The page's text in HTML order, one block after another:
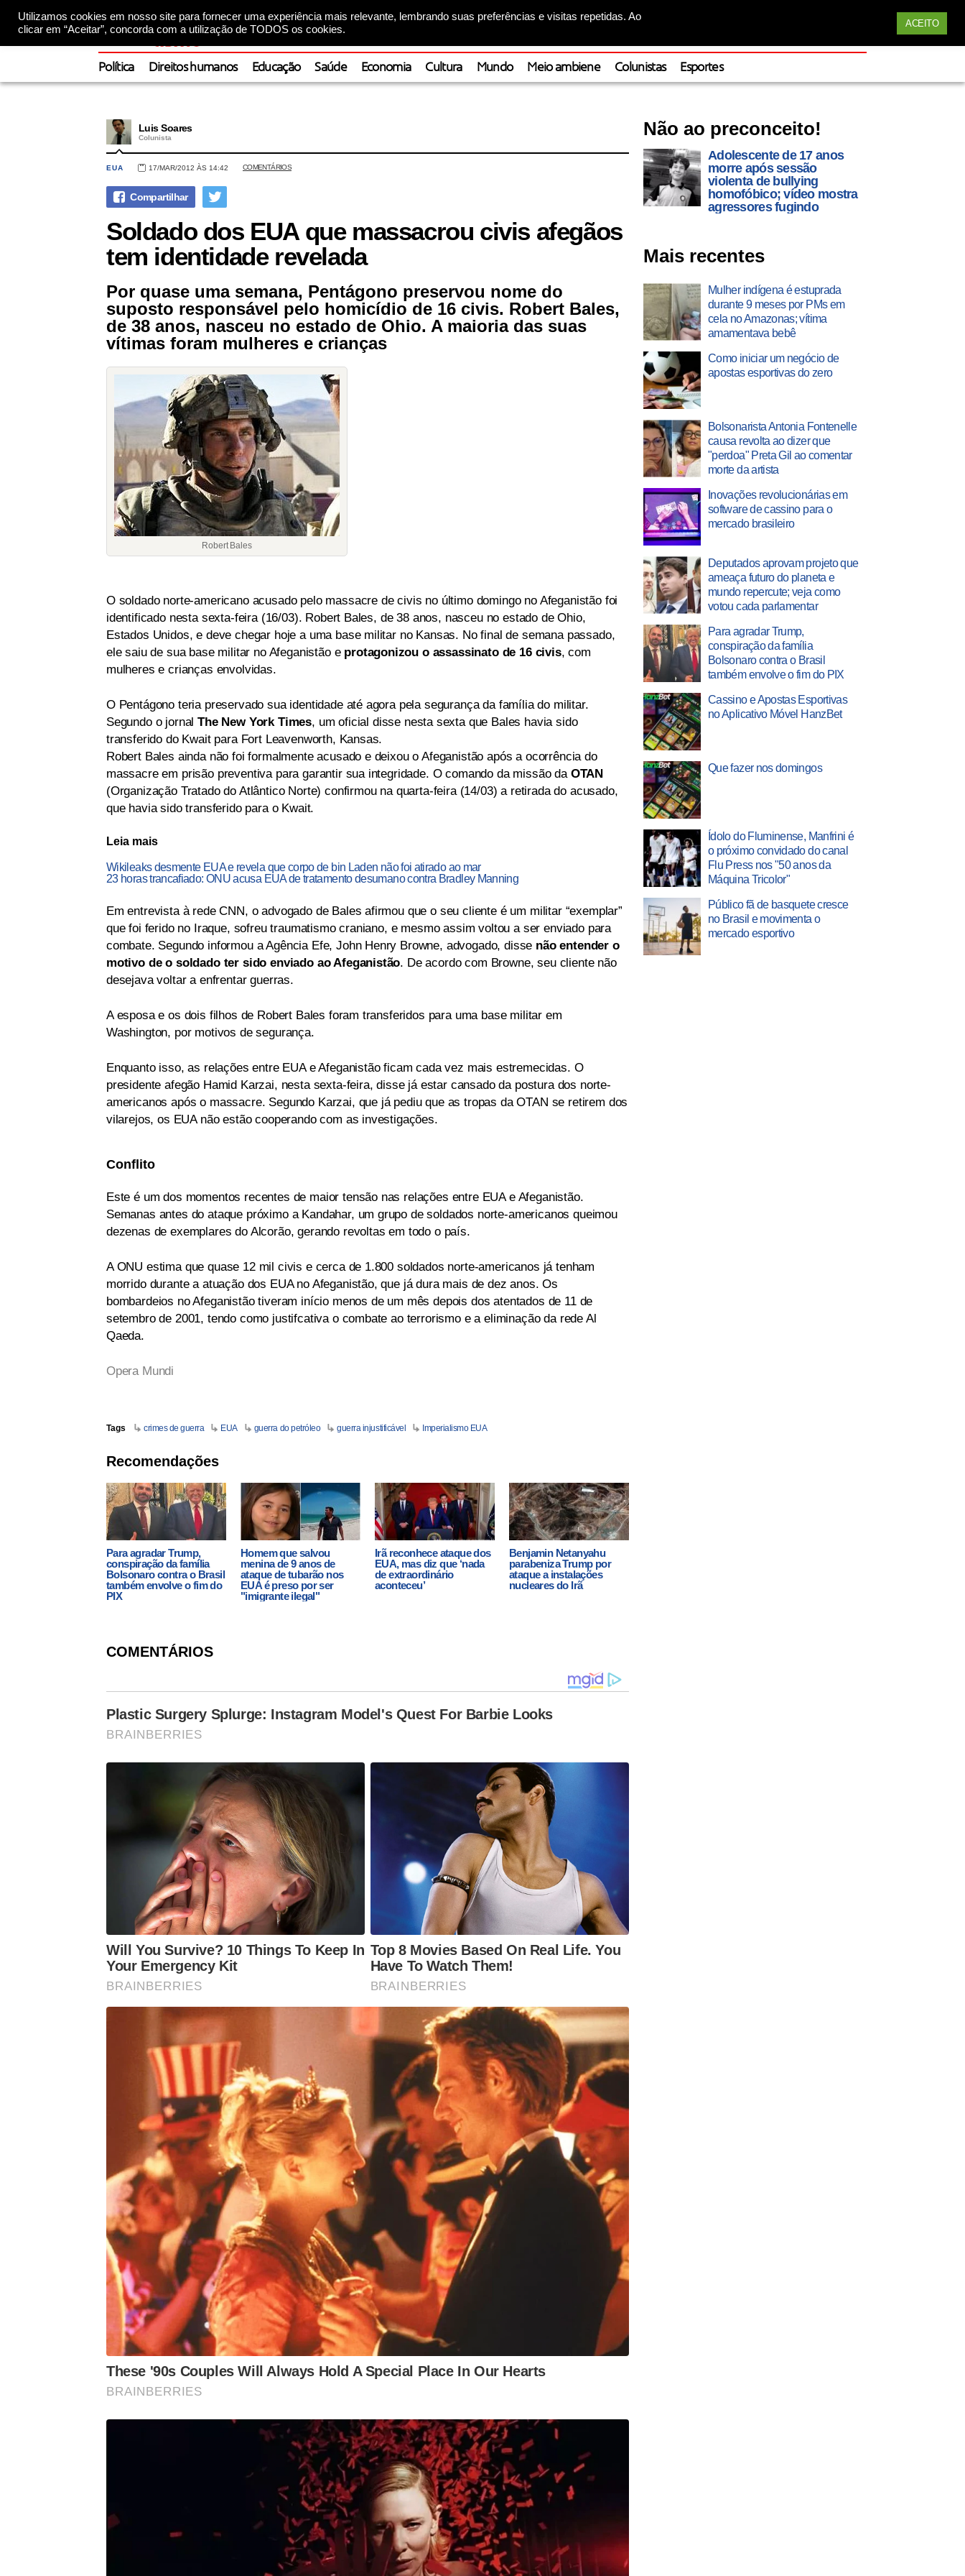
Utilizamos cookies em nosso site para fornecer uma experiência mais relevante, lembrando suas preferências e visitas repetidas. Ao
clicar em “Aceitar”, concorda com a utilização de TODOS os cookies.
ACEITO
Política Direitos humanos Educação Saúde Economia Cultura Mundo Meio ambiene Colunistas Esportes
Luis Soares
Colunista
EUA 17/MAR/2012 ÀS 14:42 COMENTÁRIOS
Soldado dos EUA que massacrou civis afegãos
tem identidade revelada
Por quase uma semana, Pentágono preservou nome do
suposto responsável pelo homicídio de 16 civis. Robert Bales,
de 38 anos, nasceu no estado de Ohio. A maioria das suas
vítimas foram mulheres e crianças
Robert Bales
O soldado norte-americano acusado pelo massacre de civis no último domingo no Afeganistão foi
identificado nesta sexta-feira (16/03). Robert Bales, de 38 anos, nasceu no estado de Ohio,
Estados Unidos, e deve chegar hoje a uma base militar no Kansas. No final de semana passado,
ele saiu de sua base militar no Afeganistão e protagonizou o assassinato de 16 civis, com
mulheres e crianças envolvidas.
O Pentágono teria preservado sua identidade até agora pela segurança da família do militar.
Segundo o jornalThe New York Times, um oficial disse nesta sexta que Bales havia sido
transferido do Kwait para Fort Leavenworth, Kansas.
Robert Bales ainda não foi formalmente acusado e deixou o Afeganistão após a ocorrência do
massacre em prisão preventiva para garantir sua integridade. O comando da missão da OTAN
(Organização Tratado do Atlântico Norte) confirmou na quarta-feira (14/03) a retirada do acusado,
que havia sido transferido para o Kwait.
Leia mais
Wikileaks desmente EUA e revela que corpo de bin Laden não foi atirado ao mar
23 horas trancafiado: ONU acusa EUA de tratamento desumano contra Bradley Manning
Em entrevista à rede CNN, o advogado de Bales afirmou que o seu cliente é um militar “exemplar”
que foi ferido no Iraque, sofreu traumatismo craniano, e mesmo assim voltou a ser enviado para
combate. Segundo informou a Agência Efe, John Henry Browne, advogado, disse não entender o
motivo de o soldado ter sido enviado ao Afeganistão. De acordo com Browne, seu cliente não
desejava voltar a enfrentar guerras.
A esposa e os dois filhos de Robert Bales foram transferidos para uma base militar em
Washington, por motivos de segurança.
Enquanto isso, as relações entre EUA e Afeganistão ficam cada vez mais estremecidas. O
presidente afegão Hamid Karzai, nesta sexta-feira, disse já estar cansado da postura dos norte-
americanos após o massacre. Segundo Karzai, que já pediu que as tropas da OTAN se retirem dos
vilarejos, os EUA não estão cooperando com as investigações.
Conflito
Este é um dos momentos recentes de maior tensão nas relações entre EUA e Afeganistão.
Semanas antes do ataque próximo a Kandahar, um grupo de soldados norte-americanos queimou
dezenas de exemplares do Alcorão, gerando revoltas em todo o país.
A ONU estima que quase 12 mil civis e cerca de 1.800 soldados norte-americanos já tenham
morrido durante a atuação dos EUA no Afeganistão, que já dura mais de dez anos. Os
bombardeios no Afeganistão tiveram início menos de um mês depois dos atentados de 11 de
setembro de 2001, tendo como justifcativa o combate ao terrorismo e a eliminação da rede Al
Qaeda.
Opera Mundi
Tags crimes de guerra EUA guerra do petróleo guerra injustificável Imperialismo EUA
Recomendações
Para agradar Trump,
conspiração da família
Bolsonaro contra o Brasil
também envolve o fim do
PIX
Homem que salvou
menina de 9 anos de
ataque de tubarão nos
EUA é preso por ser
"imigrante ilegal"
Irã reconhece ataque dos
EUA, mas diz que ‘nada
de extraordinário
aconteceu’
Benjamin Netanyahu
parabeniza Trump por
ataque a instalações
nucleares do Irã
COMENTÁRIOS
Não ao preconceito!
Adolescente de 17 anos
morre após sessão
violenta de bullying
homofóbico; vídeo mostra
agressores fugindo
Mais recentes
Mulher indígena é estuprada
durante 9 meses por PMs em
cela no Amazonas; vítima
amamentava bebê
Como iniciar um negócio de
apostas esportivas do zero
Bolsonarista Antonia Fontenelle
causa revolta ao dizer que
"perdoa" Preta Gil ao comentar
morte da artista
Inovações revolucionárias em
software de cassino para o
mercado brasileiro
Deputados aprovam projeto que
ameaça futuro do planeta e
mundo repercute; veja como
votou cada parlamentar
Para agradar Trump,
conspiração da família
Bolsonaro contra o Brasil
também envolve o fim do PIX
Cassino e Apostas Esportivas
no Aplicativo Móvel HanzBet
Que fazer nos domingos
Ídolo do Fluminense, Manfrini é
o próximo convidado do canal
Flu Press nos "50 anos da
Máquina Tricolor"
Público fã de basquete cresce
no Brasil e movimenta o
mercado esportivo